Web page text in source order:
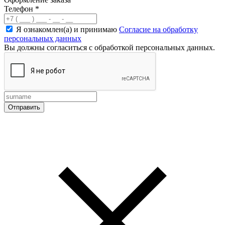
Телефон *
Я ознакомлен(а) и принимаю Согласие на обработку
персональных данных
Вы должны согласиться с обработкой персональных данных.